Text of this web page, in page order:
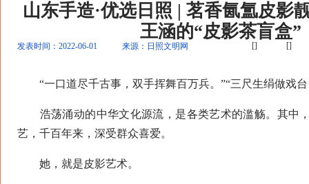
山东手造·优选日照 | 茗香氤氲皮影
王涵的“皮影茶盲盒”
发表时间：2022-06-01 来源：日照文明网 [] []
“一口道尽千古事，双手挥舞百万兵。”“三尺生绢做戏台
浩荡涌动的中华文化源流，是各类艺术的滥觞。其中
艺，千百年来，深受群众喜爱。
她，就是皮影艺术。